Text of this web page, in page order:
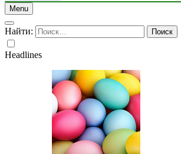
Menu
Найти:
Headlines